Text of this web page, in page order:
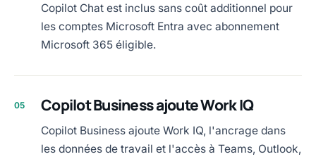
Copilot Chat est inclus sans coût additionnel pour
les comptes Microsoft Entra avec abonnement
Microsoft 365 éligible.
05 Copilot Business ajoute Work IQ
Copilot Business ajoute Work IQ, l'ancrage dans
les données de travail et l'accès à Teams, Outlook,